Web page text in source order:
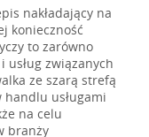
nakładający na
konieczność
to zarówno
związanych
ze szarą strefą
usługami
na celu
branży